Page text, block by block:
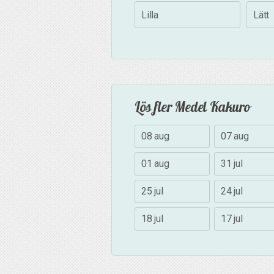
Lilla Lätt
Lös fler Medel Kakuro
08 aug 07 aug
01 aug 31 jul
25 jul 24 jul
18 jul 17 jul